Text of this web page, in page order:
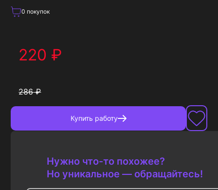
0 покупок
220 ₽
286₽
Купить работу
Нужно что-то похожее?
Но уникальное — обращайтесь!